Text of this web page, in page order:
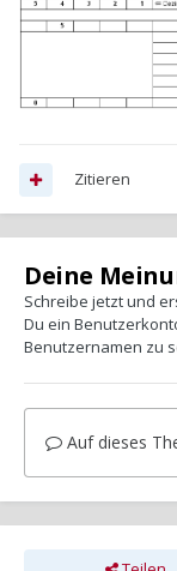
Zitieren
Deine
Schreibe jetzt und
Du ein
Benutzernamen zu
Auf dieses